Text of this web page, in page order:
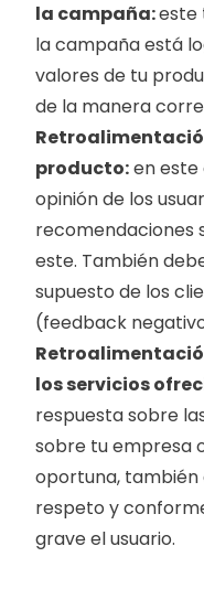
la campaña: este
la campaña está
valores de tu
de la manera
producto: en
opinión de los
recomendaciones
este. También
supuesto de los
(feedback
los servicios
respuesta sobre
sobre tu empresa
oportuna, también
respeto y
grave el usuario.